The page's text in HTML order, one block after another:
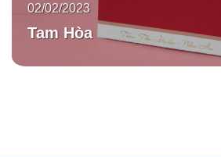
Tam Hòa
02/02/2023